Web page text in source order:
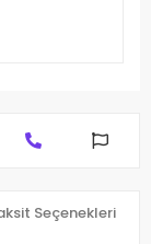
Seçenekleri